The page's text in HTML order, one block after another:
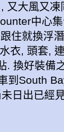
又大風又
中心
住就換浮
衣, 頭套,
. 換好裝備
到South
日出已經